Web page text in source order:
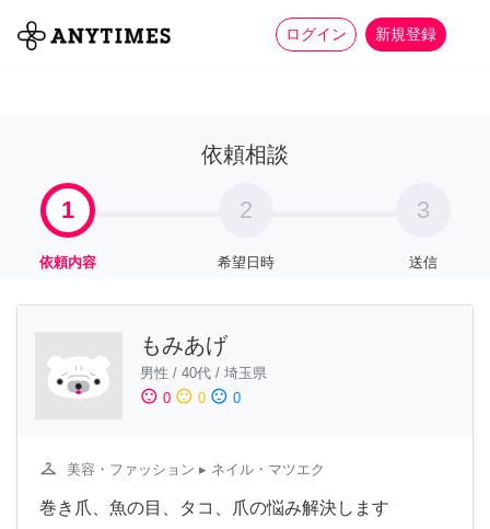
ログイン 新規登録
全て 家事 more_horiz
依頼相談
1
依頼内容
2
希望日時
3
送信
もみあげ
男性 / 40代 / 埼玉県
sentiment_satisfied 0 sentiment_neutral 0 sentiment_dissatisfied 0
checkroom 美容・ファッション ▸ ネイル・マツエク
巻き爪、魚の目、タコ、爪の悩み解決します